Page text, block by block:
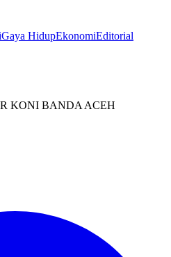
Gaya HidupEkonomiEditorial
KONI BANDA ACEH